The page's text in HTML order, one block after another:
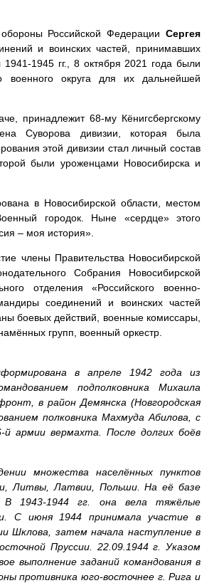
Российской Федерации Сергея
и воинских частей, принимавших
1945 гг., 8 октября 2021 года были
военного округа для их дальнейшей
принадлежит 68-му Кёнигсбергскому
Суворова дивизии, которая была
этой дивизии стал личный состав
были уроженцами Новосибирска и
в Новосибирской области, местом
городок. Ныне «сердце» этого
– моя история».
члены Правительства Новосибирской
Собрания Новосибирской
отделения «Российского военно-
соединений и воинских частей
боевых действий, военные комиссары,
групп, военный оркестр.
в апреле 1942 года из
подполковника Михаила
в район Демянска (Новгородская
полковника Махмуда Абилова, с
армии вермахта. После долгих боёв
множества населённых пунктов
Литвы, Латвии, Польши. На её базе
В 1943-1944 гг. она вела тяжёлые
С июня 1944 принимала участие в
Шклова, затем начала наступление в
Пруссии. 22.09.1944 г. Указом
выполнение заданий командования в
противника юго-восточнее г. Рига и